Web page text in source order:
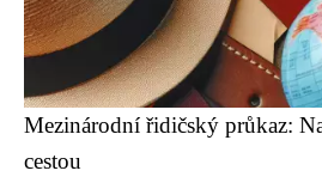
Mezinárodní řidičský průkaz:
cestou